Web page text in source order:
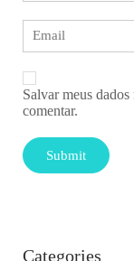
Salvar meus
comentar.
Categories